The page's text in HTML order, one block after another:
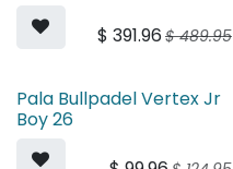
$ 391.96 $489.95
Pala Bullpadel Vertex Jr
Boy 26